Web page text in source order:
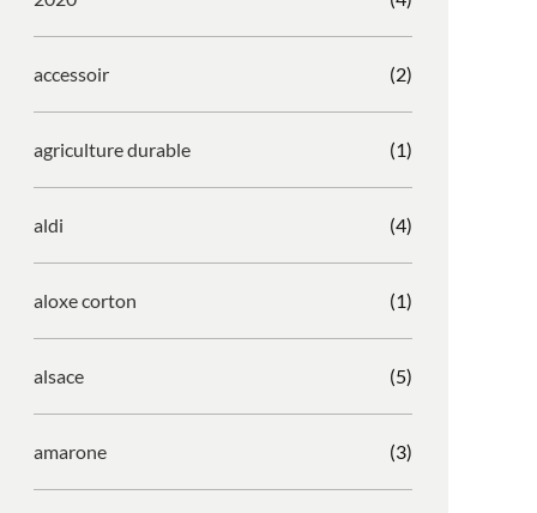
accessoir (2)
agriculture durable (1)
aldi (4)
aloxe corton (1)
alsace (5)
amarone (3)